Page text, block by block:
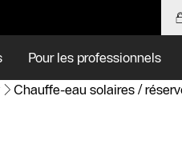
Pour les professionnels
Chauffe-eau solaires /